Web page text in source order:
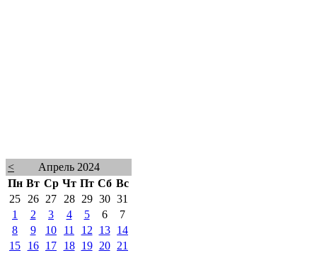
<
Апрель 2024
Пн Вт Ср Чт Пт Сб Вс
25
26 27 28 29 30 31
1
2 3 4 5 6
7
8
9 10 11 12 13
14
15
16 17 18 19 20
21